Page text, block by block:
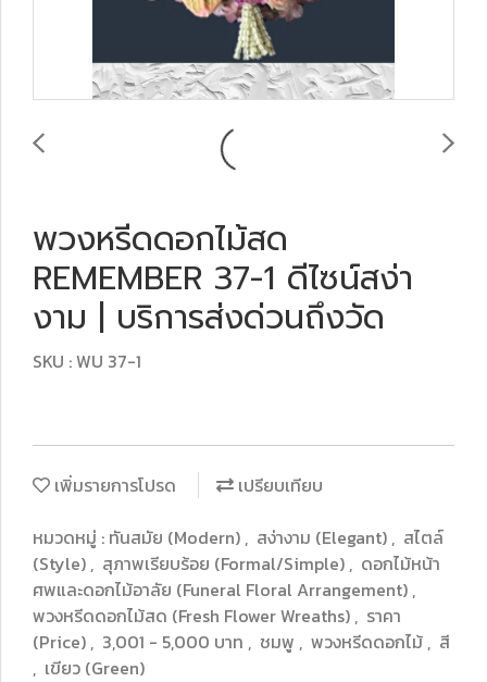
พวงหรีดดอกไม้สด
REMEMBER 37-1 ดีไซน์สง่า
งาม | บริการส่งด่วนถึงวัด
SKU : WU 37-1
เพิ่มรายการโปรด
เปรียบเทียบ
หมวดหมู่ : ทันสมัย (Modern) , สง่างาม (Elegant) , สไตล์
(Style) , สุภาพเรียบร้อย (Formal/Simple) , ดอกไม้หน้า
ศพและดอกไม้อาลัย (Funeral Floral Arrangement) ,
พวงหรีดดอกไม้สด (Fresh Flower Wreaths) , ราคา
(Price) , 3,001 - 5,000 บาท , ชมพู , พวงหรีดดอกไม้ , สี
, เขียว (Green)